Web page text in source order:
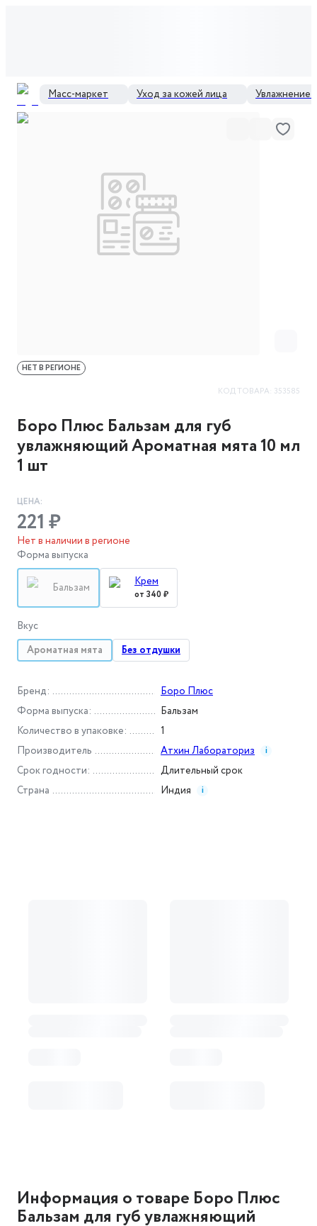
Масс-маркет Уход за кожей лица Увлажнение
КОД ТОВАРА: 353585
Боро Плюс Бальзам для губ
увлажняющий Ароматная мята 10 мл
1 шт
НЕТ В РЕГИОНЕ
Бренд :
Боро Плюс
Форма выпуска :
Бальзам
Количество в упаковке :
1
Производитель
Атхин Лабораториз i
Срок годности :
Длительный срок
Страна
Индия i
ЦЕНА:
221 ₽
Нет в наличии в регионе
Форма выпуска
Бальзам
Крем
от 340 ₽
Вкус
Ароматная мята Без отдушки
Информация о товаре Боро Плюс
Бальзам для губ увлажняющий